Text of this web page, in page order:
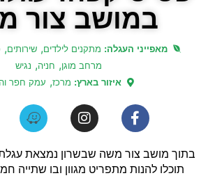
במושב צור
מאפייני העגלה: מתקנים לילדים, שירותים,
מרחב מוגן, חניה, נגיש
איזור בארץ: מרכז, עמק חפר
בתוך מושב צור משה שבשרון נמצאת
תוכלו להנות מתפריט מגוון ובו שתייה